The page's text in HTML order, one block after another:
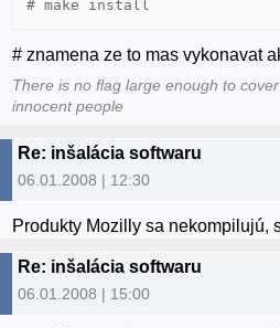
# znamena ze to mas vykonavat
There is no flag large enough to
innocent people
Re: inšalácia softwaru
06.01.2008 | 12:30
Produkty Mozilly sa nekompilujú,
Re: inšalácia softwaru
06.01.2008 | 15:00